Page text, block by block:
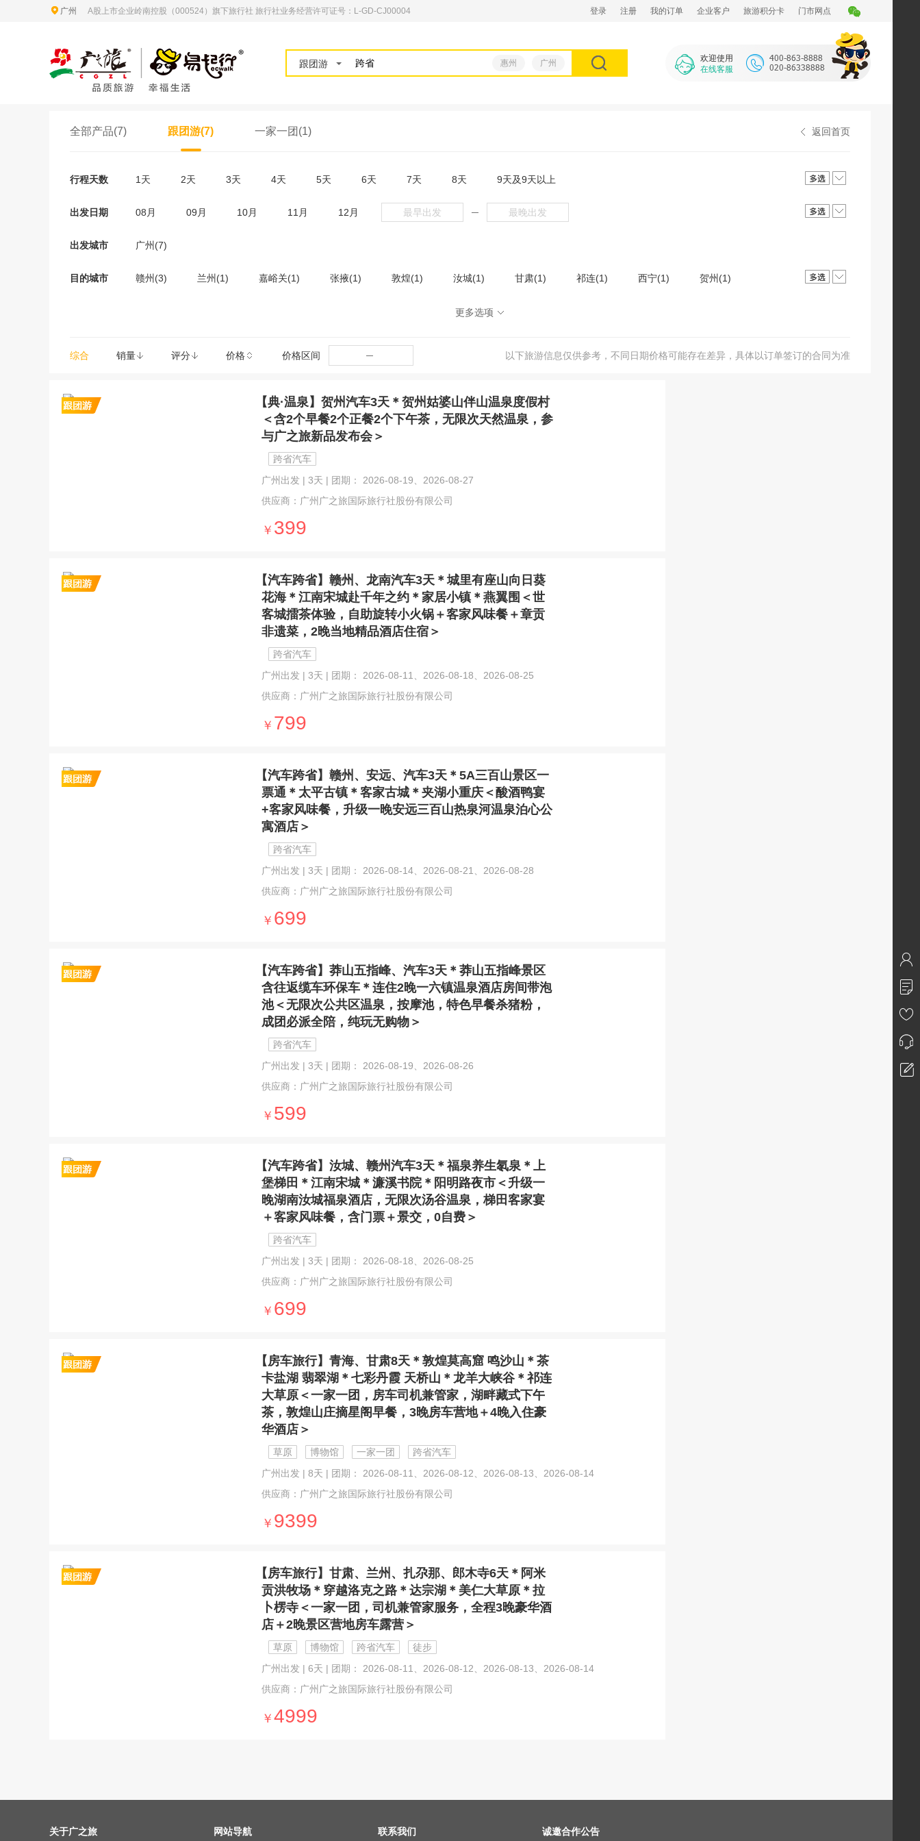
广州 A股上市企业岭南控股（000524）旗下旅行社 旅行社业务经营许可证号：L-GD-CJ00004 登录 注册 我的订单 企业客户 旅游积分卡 门市网点
跟团游 惠州 广州
欢迎使用
在线客服
返回首页
全部产品(7) 跟团游(7) 一家一团(1)
行程天数 1天 2天 3天 4天 5天 6天 7天 8天 9天及9天以上
出发日期 08月 09月 10月 11月 12月 ─
出发城市 广州(7)
目的城市 赣州(3) 兰州(1) 嘉峪关(1) 张掖(1) 敦煌(1) 汝城(1) 甘肃(1) 祁连(1) 西宁(1) 贺州(1)
更多选项
综合 销量 评分 价格 价格区间 ─ 以下旅游信息仅供参考，不同日期价格可能存在差异，具体以订单签订的合同为准
【典·温泉】贺州汽车3天＊贺州姑婆山伴山温泉度假村
＜含2个早餐2个正餐2个下午茶，无限次天然温泉，参
与广之旅新品发布会＞
跨省汽车
广州出发 | 3天 | 团期： 2026-08-19、2026-08-27
供应商：广州广之旅国际旅行社股份有限公司
￥ 399
【汽车跨省】赣州、龙南汽车3天＊城里有座山向日葵
花海＊江南宋城赴千年之约＊家居小镇＊燕翼围＜世
客城擂茶体验，自助旋转小火锅＋客家风味餐＋章贡
非遗菜，2晚当地精品酒店住宿＞
跨省汽车
广州出发 | 3天 | 团期： 2026-08-11、2026-08-18、2026-08-25
供应商：广州广之旅国际旅行社股份有限公司
￥ 799
【汽车跨省】赣州、安远、汽车3天＊5A三百山景区一
票通＊太平古镇＊客家古城＊夹湖小重庆＜酸酒鸭宴
+客家风味餐，升级一晚安远三百山热泉河温泉泊心公
寓酒店＞
跨省汽车
广州出发 | 3天 | 团期： 2026-08-14、2026-08-21、2026-08-28
供应商：广州广之旅国际旅行社股份有限公司
￥ 699
【汽车跨省】莽山五指峰、汽车3天＊莽山五指峰景区
含往返缆车环保车＊连住2晚一六镇温泉酒店房间带泡
池＜无限次公共区温泉，按摩池，特色早餐杀猪粉，
成团必派全陪，纯玩无购物＞
跨省汽车
广州出发 | 3天 | 团期： 2026-08-19、2026-08-26
供应商：广州广之旅国际旅行社股份有限公司
￥ 599
【汽车跨省】汝城、赣州汽车3天＊福泉养生氡泉＊上
堡梯田＊江南宋城＊濂溪书院＊阳明路夜市＜升级一
晚湖南汝城福泉酒店，无限次汤谷温泉，梯田客家宴
＋客家风味餐，含门票＋景交，0自费＞
跨省汽车
广州出发 | 3天 | 团期： 2026-08-18、2026-08-25
供应商：广州广之旅国际旅行社股份有限公司
￥ 699
【房车旅行】青海、甘肃8天＊敦煌莫高窟 鸣沙山＊茶
卡盐湖 翡翠湖＊七彩丹霞 天桥山＊龙羊大峡谷＊祁连
大草原＜一家一团，房车司机兼管家，湖畔藏式下午
茶，敦煌山庄摘星阁早餐，3晚房车营地＋4晚入住豪
华酒店＞
草原 博物馆 一家一团
跨省汽车
广州出发 | 8天 | 团期： 2026-08-11、2026-08-12、2026-08-13、2026-08-14
供应商：广州广之旅国际旅行社股份有限公司
￥ 9399
【房车旅行】甘肃、兰州、扎尕那、郎木寺6天＊阿米
贡洪牧场＊穿越洛克之路＊达宗湖＊美仁大草原＊拉
卜楞寺＜一家一团，司机兼管家服务，全程3晚豪华酒
店＋2晚景区营地房车露营＞
草原 博物馆 跨省汽车
徒步
广州出发 | 6天 | 团期： 2026-08-11、2026-08-12、2026-08-13、2026-08-14
供应商：广州广之旅国际旅行社股份有限公司
￥ 4999
关于广之旅 网站导航 联系我们 诚邀合作公告